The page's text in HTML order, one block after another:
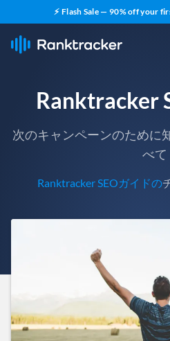
⚡ Flash Sale — 90% off your
Ranktracker
次のキャンペーンのために
べて
Ranktracker SEOガイドの